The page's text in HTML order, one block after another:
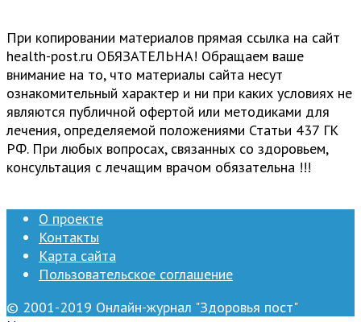
При копировании материалов прямая ссылка на сайт
health-post.ru ОБЯЗАТЕЛЬНА! Обращаем ваше
внимание на то, что материалы сайта несут
ознакомительный характер и ни при каких условиях не
являются публичной офертой или методиками для
лечения, определяемой положениями Статьи 437 ГК
РФ. При любых вопросах, связанных со здоровьем,
консультация с лечащим врачом обязательна !!!
О проекте
Контакты
Карта сайта
Пользовательское соглашение
© 2001-2019 Онлайн-журнал "Здоровья пост"